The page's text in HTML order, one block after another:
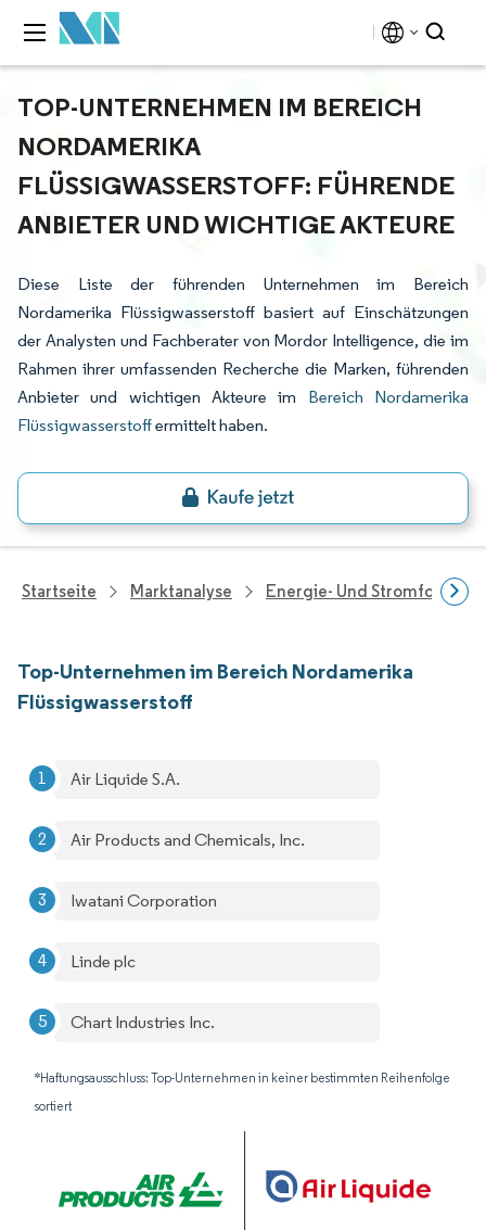
TOP-UNTERNEHMEN IM BEREICH
NORDAMERIKA
FLÜSSIGWASSERSTOFF: FÜHRENDE
ANBIETER UND WICHTIGE AKTEURE
Diese Liste der führenden Unternehmen im Bereich
Nordamerika Flüssigwasserstoff basiert auf Einschätzungen
der Analysten und Fachberater von Mordor Intelligence, die im
Rahmen ihrer umfassenden Recherche die Marken, führenden
Anbieter und wichtigen Akteure im Bereich Nordamerika
Flüssigwasserstoffermittelt haben.
Startseite Marktanalyse Energie- Und
Top-Unternehmen im Bereich Nordamerika
Flüssigwasserstoff
Air Liquide S.A.
Air Products and Chemicals, Inc.
Iwatani Corporation
Linde plc
Chart Industries Inc.
*Haftungsausschluss: Top-Unternehmen in keiner bestimmten Reihenfolge
sortiert